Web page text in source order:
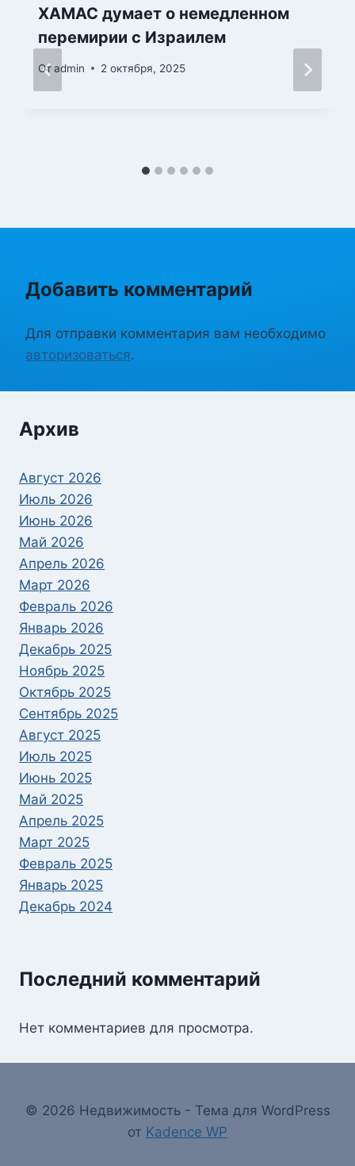
ХАМАС думает о немедленном
перемирии с Израилем
Отadmin 2 октября, 2025
Добавить комментарий
Для отправки комментария вам необходимо
авторизоваться.
Архив
Август 2026
Июль 2026
Июнь 2026
Май 2026
Апрель 2026
Март 2026
Февраль 2026
Январь 2026
Декабрь 2025
Ноябрь 2025
Октябрь 2025
Сентябрь 2025
Август 2025
Июль 2025
Июнь 2025
Май 2025
Апрель 2025
Март 2025
Февраль 2025
Январь 2025
Декабрь 2024
Последний комментарий
Нет комментариев для просмотра.
© 2026 Недвижимость - Тема для WordPress
от Kadence WP